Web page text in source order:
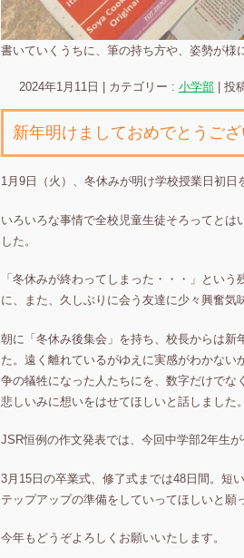
書いていくうちに、筆の持ち方や、姿勢が様
2024年1月11日 カテゴリー : 小学部 投
新年明けましておめでとうござ
1月9日（火）、冬休みが明け学校授業日初日
いろいろな事情で全校児童生徒そろってとは
した。
「冬休みが終わってしまった・・・」とい
に、また、久しぶりに会う友達に少々興奮気
朝に「冬休み後集会」を持ち、校長からは新
た。遠く離れているがゆえに実感がわかな
争の犠牲になった人たちにを、数字だけで
悲しいみに想いをはせてほしいと話しました。
JSR恒例の作文発表では、今回中学部2年生
3月15日の卒業式、修了式までは48日間。短
テップアップの準備をしていってほしいと願
今年もどうぞよろしくお願いいたします。